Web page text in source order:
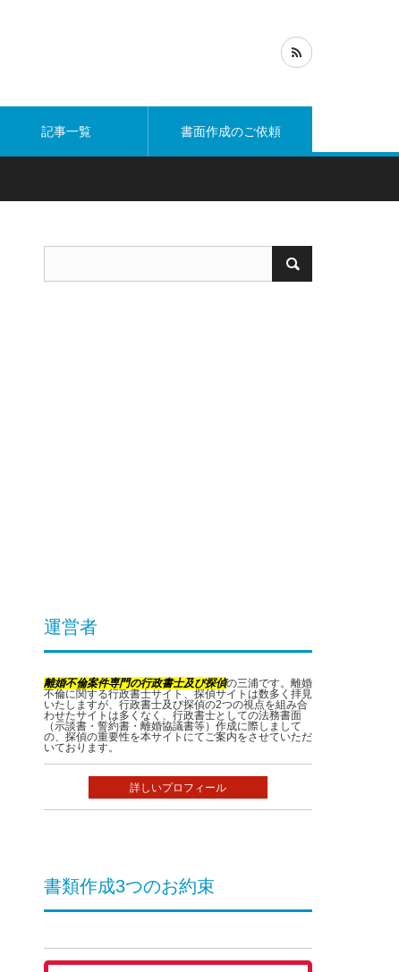
記事一覧 書面作成のご依頼
運営者
離婚不倫案件専門の行政書士及び探偵の三浦です。離婚
不倫に関する行政書士サイト、探偵サイトは数多く拝見
いたしますが、行政書士及び探偵の2つの視点を組み合
わせたサイトは多くなく、行政書士としての法務書面
（示談書・誓約書・離婚協議書等）作成に際しまして
の、探偵の重要性を本サイトにてご案内をさせていただ
いております。
詳しいプロフィール
書類作成3つのお約束